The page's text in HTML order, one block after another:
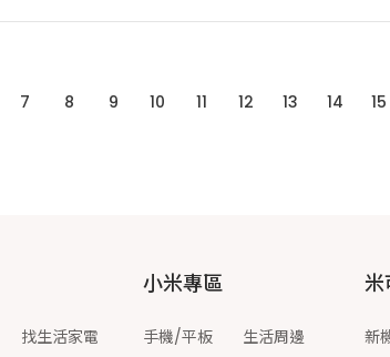
7 8 9 10 11 12 13 14 15
找生活家電
小米專區
手機/平板 生活周邊
米
新